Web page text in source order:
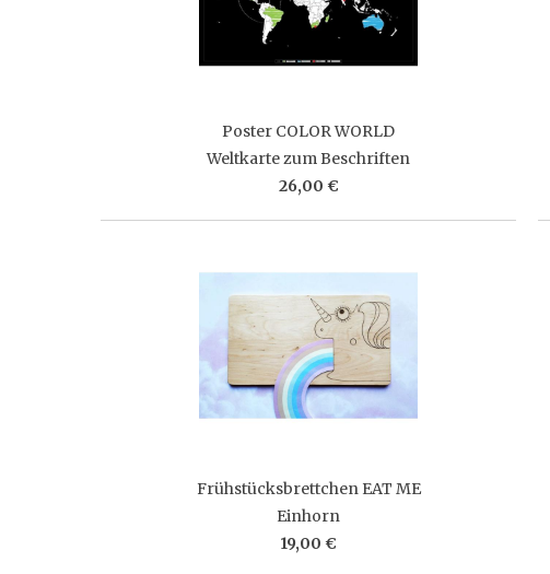
Poster COLOR WORLD
Weltkarte zum Beschriften
26,00 €
Frühstücksbrettchen EAT ME
Einhorn
19,00 €